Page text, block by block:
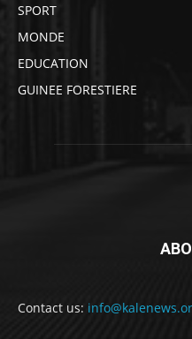
SPORT
MONDE
EDUCATION
GUINEE FORESTIERE
Contact us: